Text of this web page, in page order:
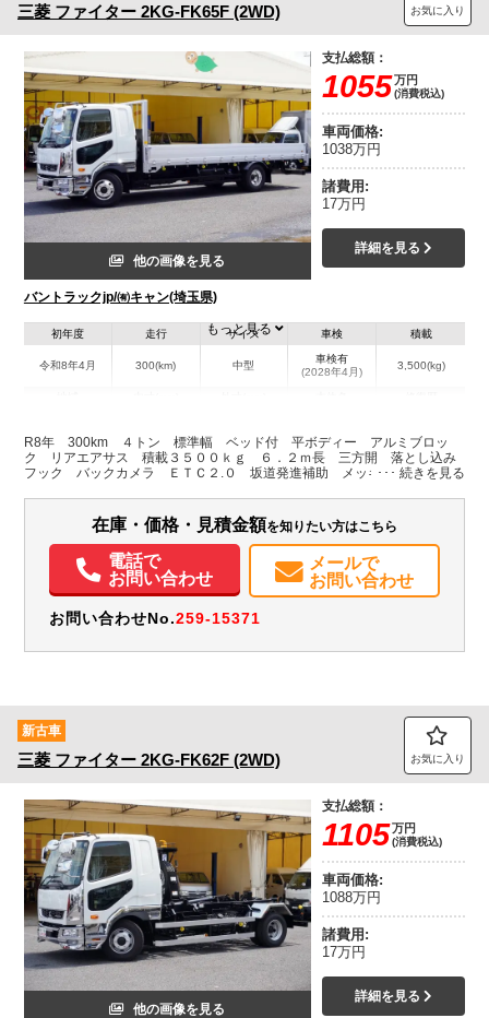
三菱 ファイター 2KG-FK65F (2WD) お気に入り
他の画像を見る
バントラックjp/㈲キャン(埼玉県)
支払総額：
1055万円
(消費税込)
車両価格:
1038万円
諸費用:
17万円
詳細を見る
初年度
令和8年4月
走行
300(km)
サイズ
中型
車検
車検有
(2028年4月)
積載
3,500(kg)
埼玉県
W:2,160
H:390
W:2,290
H:2,250
無
パワステ パワーウィンドウ ABS エアバッグ
アルミホイール
集中ドアロック
電動格納ミラー ETC バックモニター
もっと見る
R8年 300km ４トン 標準幅 ベッド付 平ボディー アルミブロッ
ク リアエアサス 積載３５００ｋｇ ６．２ｍ長 三方開 落とし込み
フック バックカメラ ＥＴＣ２.０ 坂道発進補助 メッキパーツ アル
軽減ブレーキ 車線逸脱警報 ６速ＭＴ 車検Ｒ１０年４月迄 ステンレ
在庫・価格・見積金額を知りたい方はこちら
電話で
お問い合わせ
メールで
お問い合わせ
お問い合わせNo.259-15371
新古車
三菱 ファイター 2KG-FK62F (2WD) お気に入り
他の画像を見る
支払総額：
1105万円
(消費税込)
車両価格:
1088万円
諸費用:
17万円
詳細を見る